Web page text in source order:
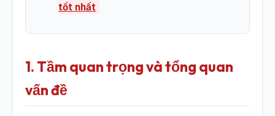
tốt nhất
1. Tầm quan trọng và tổng quan
vấn đề